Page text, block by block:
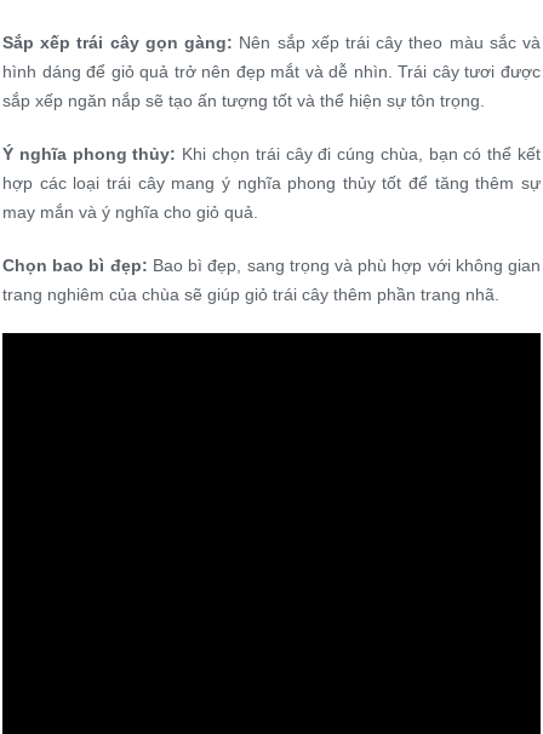
Sắp xếp trái cây gọn gàng: Nên sắp xếp trái cây theo màu sắc và
hình dáng để giỏ quả trở nên đẹp mắt và dễ nhìn. Trái cây tươi được
sắp xếp ngăn nắp sẽ tạo ấn tượng tốt và thể hiện sự tôn trọng.
Ý nghĩa phong thủy: Khi chọn trái cây đi cúng chùa, bạn có thể kết
hợp các loại trái cây mang ý nghĩa phong thủy tốt để tăng thêm sự
may mắn và ý nghĩa cho giỏ quả.
Chọn bao bì đẹp: Bao bì đẹp, sang trọng và phù hợp với không gian
trang nghiêm của chùa sẽ giúp giỏ trái cây thêm phần trang nhã.